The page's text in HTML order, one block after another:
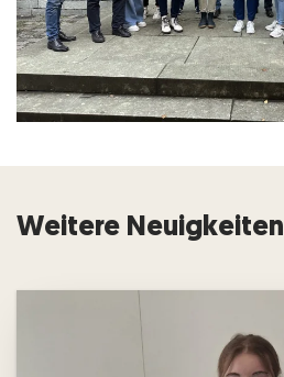
Weitere Neuigkeiten